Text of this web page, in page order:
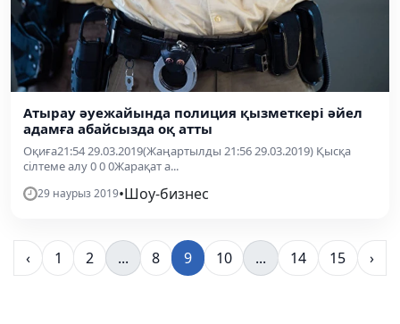
Атырау әуежайында полиция қызметкері әйел
адамға абайсызда оқ атты
Оқиға21:54 29.03.2019(Жаңартылды 21:56 29.03.2019) Қысқа
сілтеме алу 0 0 0Жарақат а...
29 наурыз 2019•Шоу-бизнес
‹ 1 2 ... 8 9 10 ... 14 15 ›